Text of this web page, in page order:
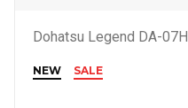
Dohatsu Legend DA-07H
NEW SALE